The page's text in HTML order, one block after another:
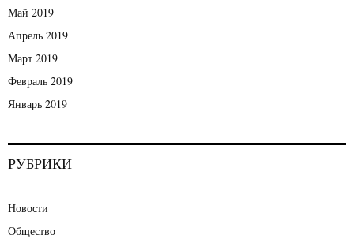
Май 2019
Апрель 2019
Март 2019
Февраль 2019
Январь 2019
РУБРИКИ
Новости
Общество